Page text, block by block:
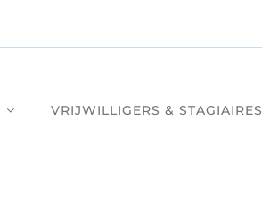
VRIJWILLIGERS & STAGIAIRES